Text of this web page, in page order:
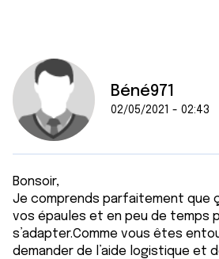
Béné971
02/05/2021 - 02:43
Bonsoir,
Je comprends parfaitement que
vos épaules et en peu de temps
s’adapter.Comme vous êtes
demander de l’aide logistique et